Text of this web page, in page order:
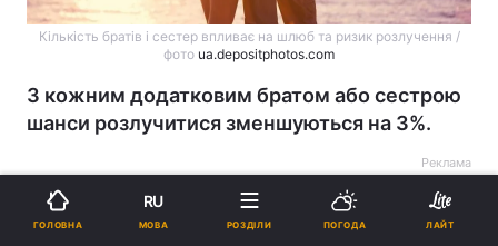
Кількість братів і сестер впливає на шлюб та ризик розлучення /
фото ua.depositphotos.com
З кожним додатковим братом або сестрою
шанси розлучитися зменшуються на 3%.
Реклама
ГОЛОВНА
RU
МОВА РОЗДІЛИ ПОГОДА ЛАЙТ